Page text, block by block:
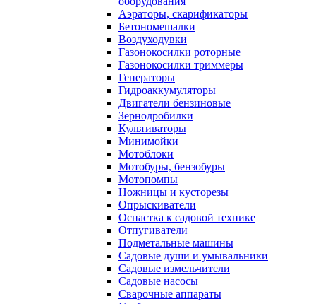
Аэраторы, скарификаторы
Бетономешалки
Воздуходувки
Газонокосилки роторные
Газонокосилки триммеры
Генераторы
Гидроаккумуляторы
Двигатели бензиновые
Зернодробилки
Культиваторы
Минимойки
Мотоблоки
Мотобуры, бензобуры
Мотопомпы
Ножницы и кусторезы
Опрыскиватели
Оснастка к садовой технике
Отпугиватели
Подметальные машины
Садовые души и умывальники
Садовые измельчители
Садовые насосы
Сварочные аппараты